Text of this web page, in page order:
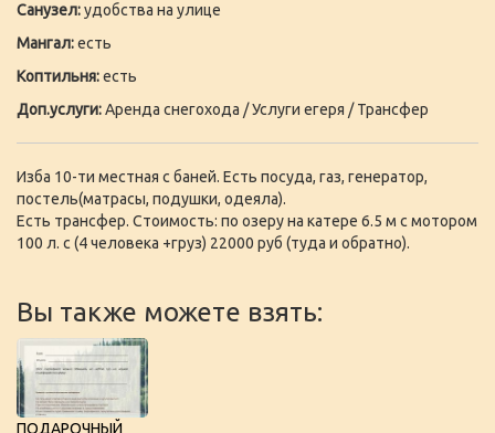
Санузел:удобства на улице
Мангал:есть
Коптильня:есть
Доп.услуги:Аренда снегохода / Услуги егеря / Трансфер
Изба 10-ти местная с баней. Есть посуда, газ, генератор,
постель(матрасы, подушки, одеяла).
Есть трансфер. Стоимость: по озеру на катере 6.5 м с мотором
100 л. с (4 человека +груз) 22000 руб (туда и обратно).
Вы также можете взять:
ПОДАРОЧНЫЙ